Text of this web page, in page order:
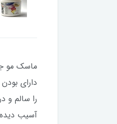
را سالم
آسیب دیده) زده و بعد